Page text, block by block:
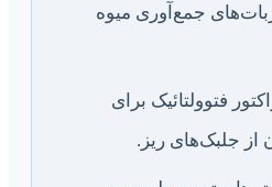
جمع‌آوری میوه
فتوولتائیک برای
از جلبک‌های ریز.